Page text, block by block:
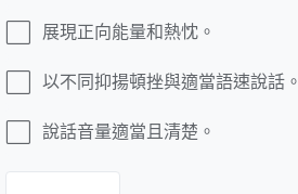
展現正向能量和熱忱。
以不同抑揚頓挫與適當語速說話。
說話音量適當且清楚。